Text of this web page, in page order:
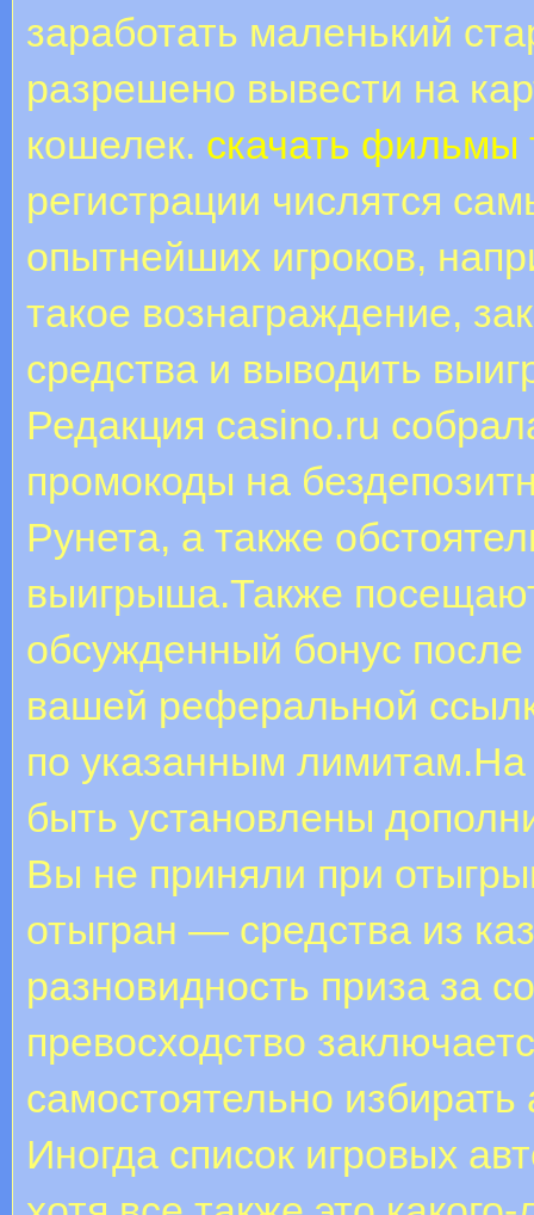
заработать маленький
разрешено вывести на
кошелек. скачать фильмы
регистрации числятся
опытнейших игроков,
такое вознаграждение,
средства и выводить
Редакция casino.ru
промокоды на
Рунета, а также
выигрыша.Также
обсужденный бонус после
вашей реферальной
по указанным
быть установлены
Вы не приняли при
отыгран — средства из
разновидность приза за
превосходство
самостоятельно
Иногда список игровых